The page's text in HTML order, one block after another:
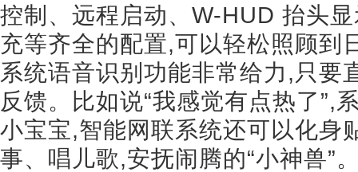
控制、远程启动、W-HUD 抬头
充等齐全的配置,可以轻松照顾到
系统语音识别功能非常给力,只要
反馈。比如说“我感觉有点热了”,
小宝宝,智能网联系统还可以化身
事、唱儿歌,安抚闹腾的“小神兽”